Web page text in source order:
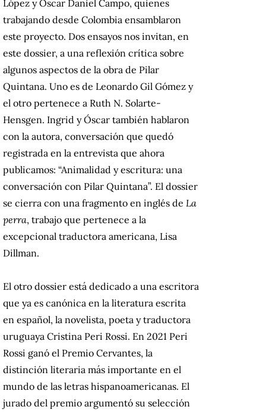
López y Óscar Daniel Campo, quienes
trabajando desde Colombia ensamblaron
este proyecto. Dos ensayos nos invitan, en
este dossier, a una reflexión crítica sobre
algunos aspectos de la obra de Pilar
Quintana. Uno es de Leonardo Gil Gómez y
el otro pertenece a Ruth N. Solarte-
Hensgen. Ingrid y Óscar también hablaron
con la autora, conversación que quedó
registrada en la entrevista que ahora
publicamos: “Animalidad y escritura: una
conversación con Pilar Quintana”. El dossier
se cierra con una fragmento en inglés de La
perra, trabajo que pertenece a la
excepcional traductora americana, Lisa
Dillman.
El otro dossier está dedicado a una escritora
que ya es canónica en la literatura escrita
en español, la novelista, poeta y traductora
uruguaya Cristina Peri Rossi. En 2021 Peri
Rossi ganó el Premio Cervantes, la
distinción literaria más importante en el
mundo de las letras hispanoamericanas. El
jurado del premio argumentó su selección